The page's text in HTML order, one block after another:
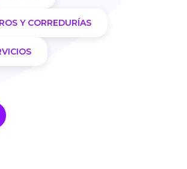
Y CORREDURÍAS